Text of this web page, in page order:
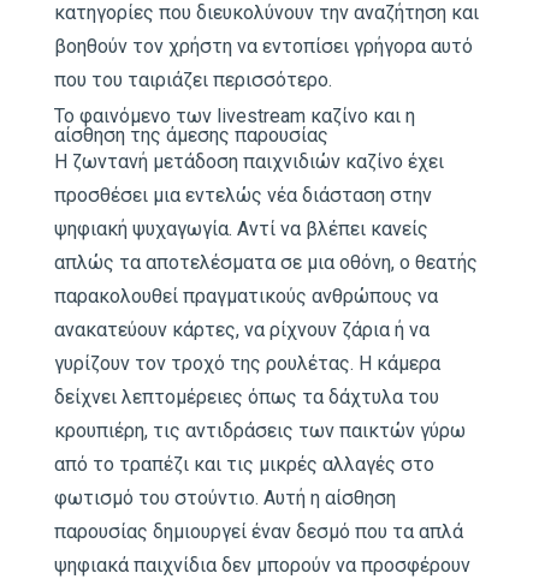
κατηγορίες που διευκολύνουν την αναζήτηση και
βοηθούν τον χρήστη να εντοπίσει γρήγορα αυτό
που του ταιριάζει περισσότερο.
Το φαινόμενο των livestream καζίνο και η
αίσθηση της άμεσης παρουσίας
Η ζωντανή μετάδοση παιχνιδιών καζίνο έχει
προσθέσει μια εντελώς νέα διάσταση στην
ψηφιακή ψυχαγωγία. Αντί να βλέπει κανείς
απλώς τα αποτελέσματα σε μια οθόνη, ο θεατής
παρακολουθεί πραγματικούς ανθρώπους να
ανακατεύουν κάρτες, να ρίχνουν ζάρια ή να
γυρίζουν τον τροχό της ρουλέτας. Η κάμερα
δείχνει λεπτομέρειες όπως τα δάχτυλα του
κρουπιέρη, τις αντιδράσεις των παικτών γύρω
από το τραπέζι και τις μικρές αλλαγές στο
φωτισμό του στούντιο. Αυτή η αίσθηση
παρουσίας δημιουργεί έναν δεσμό που τα απλά
ψηφιακά παιχνίδια δεν μπορούν να προσφέρουν